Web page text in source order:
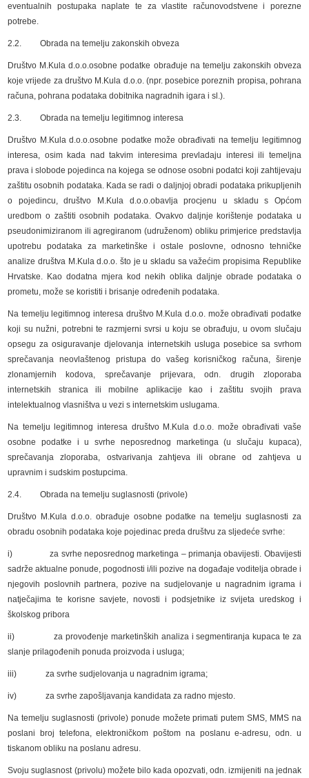
eventualnih postupaka naplate te za vlastite računovodstvene i porezne
potrebe.
2.2. Obrada na temelju zakonskih obveza
Društvo M.Kula d.o.o.osobne podatke obrađuje na temelju zakonskih obveza
koje vrijede za društvo M.Kula d.o.o. (npr. posebice poreznih propisa, pohrana
računa, pohrana podataka dobitnika nagradnih igara i sl.).
2.3. Obrada na temelju legitimnog interesa
Društvo M.Kula d.o.o.osobne podatke može obrađivati na temelju legitimnog
interesa, osim kada nad takvim interesima prevladaju interesi ili temeljna
prava i slobode pojedinca na kojega se odnose osobni podatci koji zahtijevaju
zaštitu osobnih podataka. Kada se radi o daljnjoj obradi podataka prikupljenih
o pojedincu, društvo M.Kula d.o.o.obavlja procjenu u skladu s Općom
uredbom o zaštiti osobnih podataka. Ovakvo daljnje korištenje podataka u
pseudonimiziranom ili agregiranom (udruženom) obliku primjerice predstavlja
upotrebu podataka za marketinške i ostale poslovne, odnosno tehničke
analize društva M.Kula d.o.o. što je u skladu sa važećim propisima Republike
Hrvatske. Kao dodatna mjera kod nekih oblika daljnje obrade podataka o
prometu, može se koristiti i brisanje određenih podataka.
Na temelju legitimnog interesa društvo M.Kula d.o.o. može obrađivati podatke
koji su nužni, potrebni te razmjerni svrsi u koju se obrađuju, u ovom slučaju
opsegu za osiguravanje djelovanja internetskih usluga posebice sa svrhom
sprečavanja neovlaštenog pristupa do vašeg korisničkog računa, širenje
zlonamjernih kodova, sprečavanje prijevara, odn. drugih zloporaba
internetskih stranica ili mobilne aplikacije kao i zaštitu svojih prava
intelektualnog vlasništva u vezi s internetskim uslugama.
Na temelju legitimnog interesa društvo M.Kula d.o.o. može obrađivati vaše
osobne podatke i u svrhe neposrednog marketinga (u slučaju kupaca),
sprečavanja zloporaba, ostvarivanja zahtjeva ili obrane od zahtjeva u
upravnim i sudskim postupcima.
2.4. Obrada na temelju suglasnosti (privole)
Društvo M.Kula d.o.o. obrađuje osobne podatke na temelju suglasnosti za
obradu osobnih podataka koje pojedinac preda društvu za sljedeće svrhe:
i) za svrhe neposrednog marketinga – primanja obavijesti. Obavijesti
sadrže aktualne ponude, pogodnosti i/ili pozive na događaje voditelja obrade i
njegovih poslovnih partnera, pozive na sudjelovanje u nagradnim igrama i
natječajima te korisne savjete, novosti i podsjetnike iz svijeta uredskog i
školskog pribora
ii) za provođenje marketinških analiza i segmentiranja kupaca te za
slanje prilagođenih ponuda proizvoda i usluga;
iii) za svrhe sudjelovanja u nagradnim igrama;
iv) za svrhe zapošljavanja kandidata za radno mjesto.
Na temelju suglasnosti (privole) ponude možete primati putem SMS, MMS na
poslani broj telefona, elektroničkom poštom na poslanu e-adresu, odn. u
tiskanom obliku na poslanu adresu.
Svoju suglasnost (privolu) možete bilo kada opozvati, odn. izmijeniti na jednak